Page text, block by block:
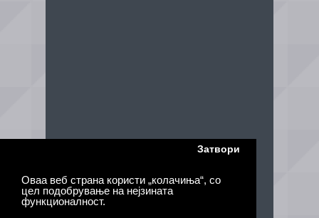
Оваа веб страна користи „колачиња“, со
цел подобрување на нејзината
функционалност.
Затвори